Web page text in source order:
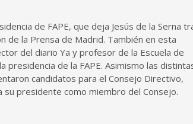
de FAPE, que deja Jesús de la Serna
de la Prensa de Madrid. También en esta
del diario Ya y profesor de la Escuela de
de la FAPE. Asimismo las
candidatos para el Consejo Directivo,
presidente como miembro del Consejo.